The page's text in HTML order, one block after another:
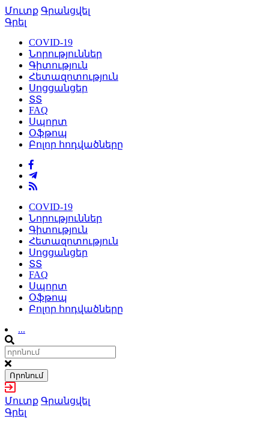
Մուտք Գրանցվել
Գրել
COVID-19
Նորություններ
Գիտություն
Հետազոտություն
Սոցցանցեր
ՏՏ
FAQ
Սպորտ
Օֆթոպ
Բոլոր հոդվածները
COVID-19
Նորություններ
Գիտություն
Հետազոտություն
Սոցցանցեր
ՏՏ
FAQ
Սպորտ
Օֆթոպ
Բոլոր հոդվածները
...
Որոնում
Մուտք Գրանցվել
Գրել